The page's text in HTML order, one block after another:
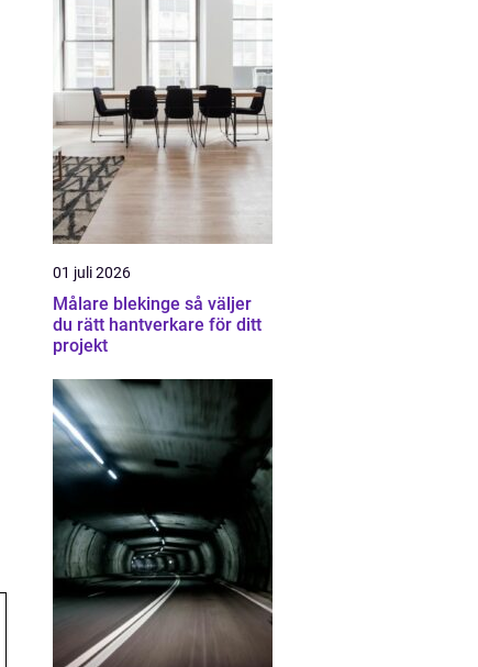
01 juli 2026
Målare blekinge så väljer
du rätt hantverkare för ditt
projekt